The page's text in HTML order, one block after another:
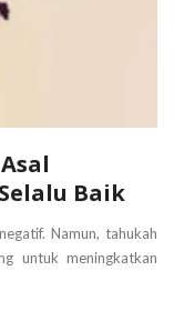
Baik
Namun, tahukah
untuk meningkatkan